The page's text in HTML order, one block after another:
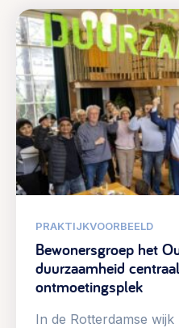
PRAKTIJKVOORBEELD
Bewonersgroep het
duurzaamheid
ontmoetingsplek
In de Rotterdamse wijk